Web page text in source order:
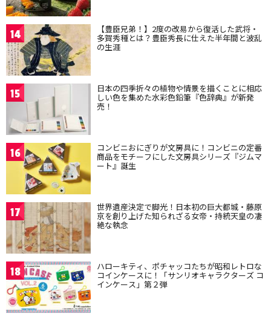
14 【豊臣兄弟！】2度の改易から復活した武将・
多賀秀種とは？豊臣秀長に仕えた半年間と波乱
の生涯
15 日本の四季折々の植物や情景を描くことに相応
しい色を集めた水彩色鉛筆『色辞典』が新発
売！
16 コンビニおにぎりが文房具に！コンビニの定番
商品をモチーフにした文房具シリーズ『ジムマ
ート』誕生
17 世界遺産決定で脚光！日本初の巨大都城・藤原
京を創り上げた知られざる女帝・持統天皇の凄
絶な執念
18 ハローキティ、ポチャッコたちが昭和レトロな
コインケースに！「サンリオキャラクターズ コ
インケース」第２弾